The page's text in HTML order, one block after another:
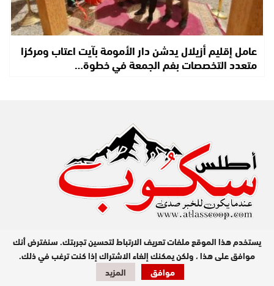
عامل إقليم أزيلال يدشن دار الأمومة بآيت اعتاب ومركزا
متعدد التخصصات بفم الجمعة في خطوة…
يستخدم هذا الموقع ملفات تعريف الارتباط لتحسين تجربتك. سنفترض أنك
موافق على هذا ، ولكن يمكنك إلغاء الاشتراك إذا كنت ترغب في ذلك.
موافق
المزيد